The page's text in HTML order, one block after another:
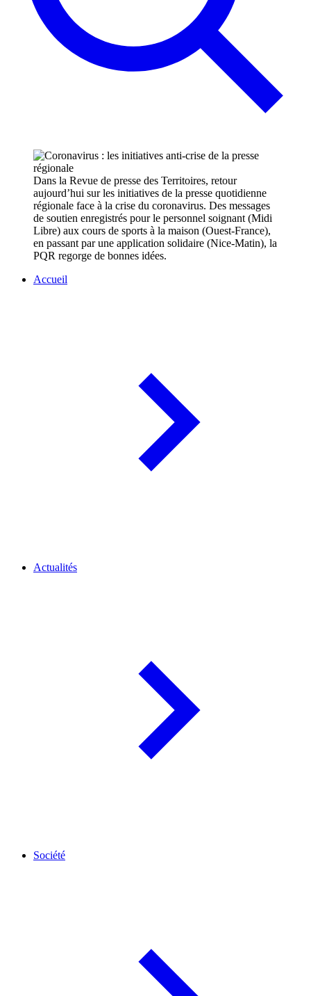
Dans la Revue de presse des Territoires, retour
aujourd’hui sur les initiatives de la presse quotidienne
régionale face à la crise du coronavirus. Des messages
de soutien enregistrés pour le personnel soignant (Midi
Libre) aux cours de sports à la maison (Ouest-France),
en passant par une application solidaire (Nice-Matin), la
PQR regorge de bonnes idées.
Accueil
Actualités
Société